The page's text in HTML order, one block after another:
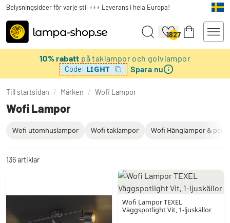
Belysningsidéer för varje stil +++ Leverans i hela Europa!
1827
10% rabatt på taklampor och golvlampor
Code: LIGHT Spara nu
Till startsidan / Märken / Wofi Lampor
Wofi Lampor
Wofi utomhuslampor Wofi taklampor Wofi Hänglampor &
136artiklar
Wofi Lampor TEXEL
Väggspotlight Vit, 1-ljuskällor